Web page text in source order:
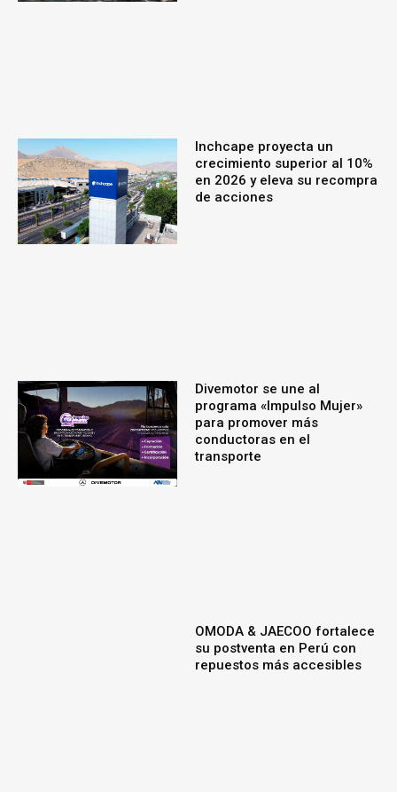
Inchcape proyecta un
crecimiento superior al 10%
en 2026 y eleva su recompra
de acciones
Divemotor se une al
programa «Impulso Mujer»
para promover más
conductoras en el
transporte
OMODA & JAECOO fortalece
su postventa en Perú con
repuestos más accesibles